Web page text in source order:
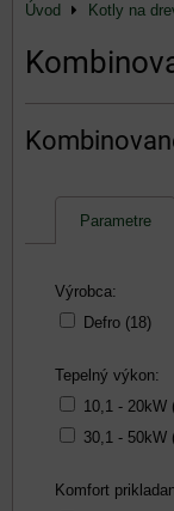
Úvod Kotly na
Parametre
Výrobca:
Defro (18)
Tepelný výkon:
10,1 - 20kW
30,1 - 50kW
Komfort